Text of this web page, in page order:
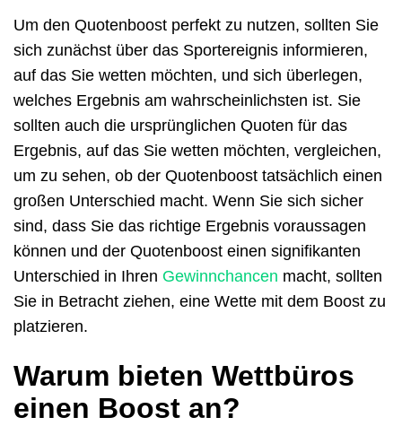
Um den Quotenboost perfekt zu nutzen, sollten Sie
sich zunächst über das Sportereignis informieren,
auf das Sie wetten möchten, und sich überlegen,
welches Ergebnis am wahrscheinlichsten ist. Sie
sollten auch die ursprünglichen Quoten für das
Ergebnis, auf das Sie wetten möchten, vergleichen,
um zu sehen, ob der Quotenboost tatsächlich einen
großen Unterschied macht. Wenn Sie sich sicher
sind, dass Sie das richtige Ergebnis voraussagen
können und der Quotenboost einen signifikanten
Unterschied in Ihren Gewinnchancen macht, sollten
Sie in Betracht ziehen, eine Wette mit dem Boost zu
platzieren.
Warum bieten Wettbüros
einen Boost an?